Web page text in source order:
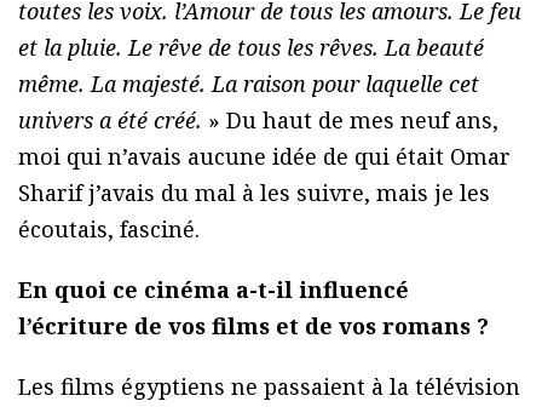
toutes les voix. l’Amour de tous les amours. Le feu
et la pluie. Le rêve de tous les rêves. La beauté
même. La majesté. La raison pour laquelle cet
univers a été créé. » Du haut de mes neuf ans,
moi qui n’avais aucune idée de qui était Omar
Sharif j’avais du mal à les suivre, mais je les
écoutais, fasciné.
En quoi ce cinéma a-t-il influencé
l’écriture de vos films et de vos romans ?
Les films égyptiens ne passaient à la télévision